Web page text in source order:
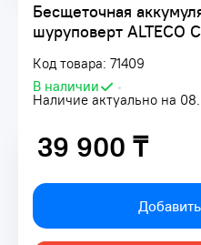
Бесщеточная
шуруповерт ALTECO
Код товара: 71409
В наличии
•
Наличие актуально на
39 900 ₸
39 900 ₸